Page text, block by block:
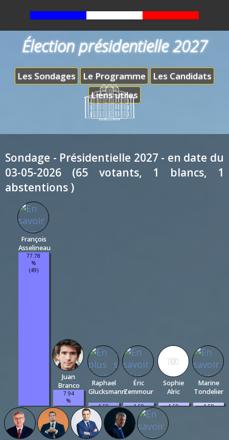
Les Sondages Le Programme
Les Candidats
Liens utiles
Élection présidentielle 2027
Sondage - Présidentielle 2027 - en date du
03-05-2026 (65 votants, 1 blancs, 1
abstentions )
François
Asselineau
77.78
%
(49)
Juan
Branco
7.94
%
(5)
Raphael
Glucksmann
1.59
(1)
Éric
Zemmour
1.59
%
(1)
Sophie
Alric
1.59
Marine
Tondelier
1.59